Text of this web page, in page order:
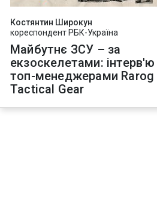
Костянтин Широкун
кореспондент РБК-Україна
Майбутнє ЗСУ – за
екзоскелетами: інтерв'ю
топ-менеджерами Rarog
Tactical Gear